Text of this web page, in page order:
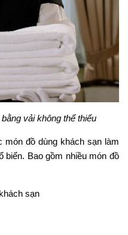
vải không thể thiếu
món đồ dùng khách sạn làm
Bao gồm nhiều món đồ
sạn